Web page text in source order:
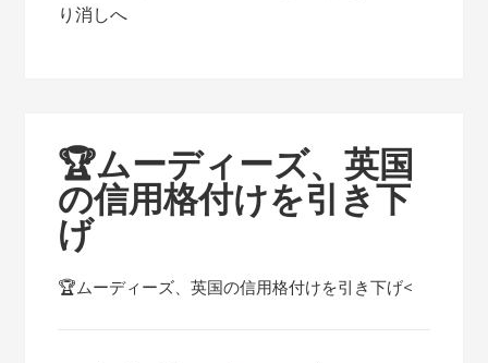
り消しへ
🏆ムーディーズ、英国
の信用格付けを引き下
げ
🏆ムーディーズ、英国の信用格付けを引き下げ<